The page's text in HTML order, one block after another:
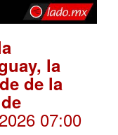
la
de la
07:00